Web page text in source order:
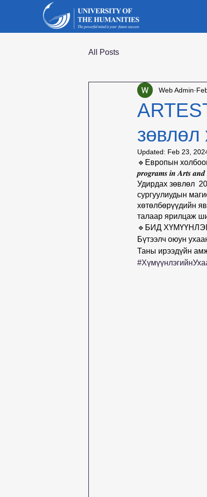
All Posts
зөвлөл
Web Admin
Updated: Feb 23,
🔹Европын
𝒑𝒓𝒐𝒈𝒓𝒂𝒎𝒔 𝒊𝒏 𝑨𝒓𝒕𝒔
Удирдах зөвлөл
сургуулиудын
хөтөлбөрүүдийн
талаар ярилцаж
🔹БИД
Бүтээлч оюун
Таны ирээдүйн